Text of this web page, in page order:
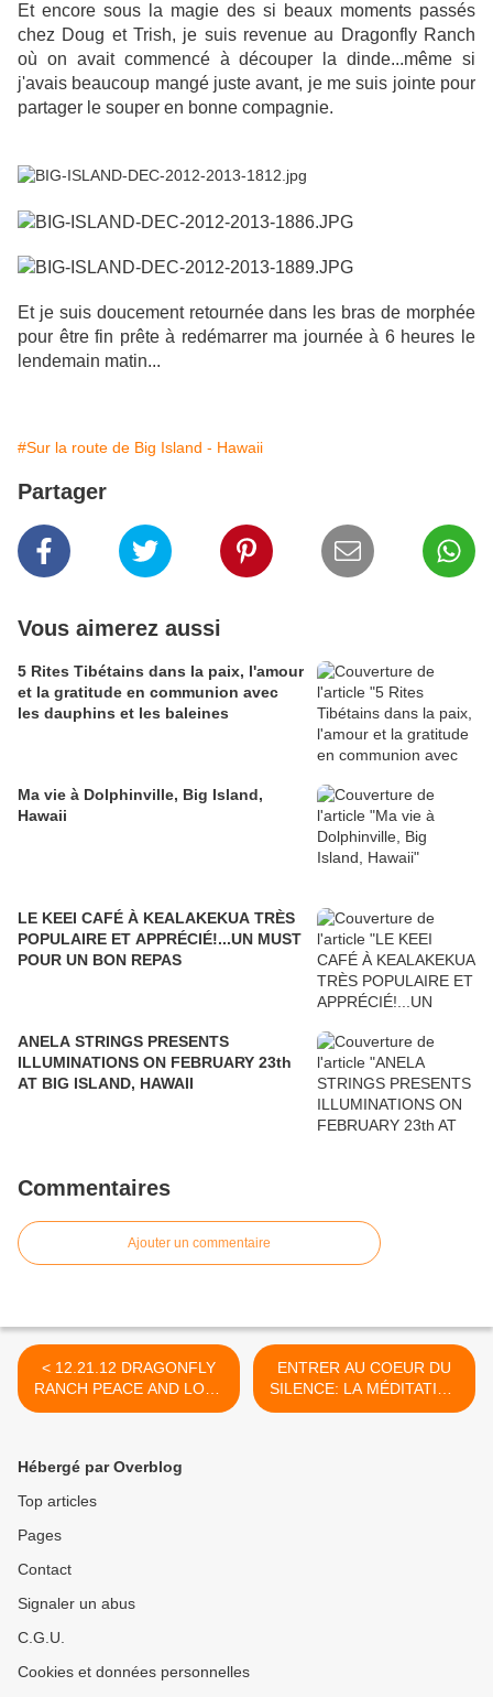
Et encore sous la magie des si beaux moments passés
chez Doug et Trish, je suis revenue au Dragonfly Ranch
où on avait commencé à découper la dinde...même si
j'avais beaucoup mangé juste avant, je me suis jointe pour
partager le souper en bonne compagnie.
Et je suis doucement retournée dans les bras de morphée
pour être fin prête à redémarrer ma journée à 6 heures le
lendemain matin...
#Sur la route de Big Island - Hawaii
Partager
Vous aimerez aussi
5 Rites Tibétains dans la paix, l'amour
et la gratitude en communion avec
les dauphins et les baleines
Ma vie à Dolphinville, Big Island,
Hawaii
LE KEEI CAFÉ À KEALAKEKUA TRÈS
POPULAIRE ET APPRÉCIÉ!...UN MUST
POUR UN BON REPAS
ANELA STRINGS PRESENTS
ILLUMINATIONS ON FEBRUARY 23th
AT BIG ISLAND, HAWAII
Commentaires
Ajouter un commentaire
< 12.21.12 DRAGONFLY
RANCH PEACE AND LOVE
EVENT
ENTRER AU COEUR DU
SILENCE: LA MÉDITATION
JAPA DU DR. WAYNE
Hébergé par Overblog
Top articles
Pages
Contact
Signaler un abus
C.G.U.
Cookies et données personnelles